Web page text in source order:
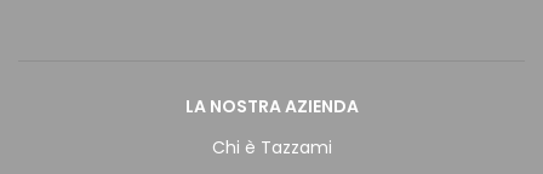
LA NOSTRA AZIENDA
Chi è Tazzami